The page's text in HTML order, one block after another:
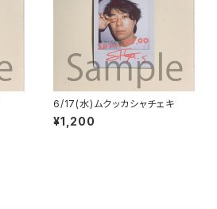
6/17(水)ムクッカシャチェキ
¥1,200